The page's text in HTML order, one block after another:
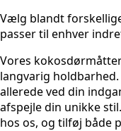
Vælg blandt
passer til enhver
Vores
langvarig
allerede ved din
afspejle din unikke
hos os, og tilføj både